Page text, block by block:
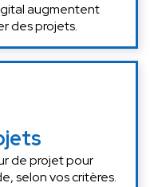
augmentent
des projets.
de projet pour
selon vos critères.